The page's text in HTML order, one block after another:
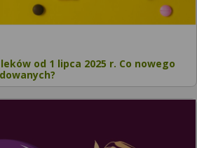
od 1 lipca 2025 r. Co nowego